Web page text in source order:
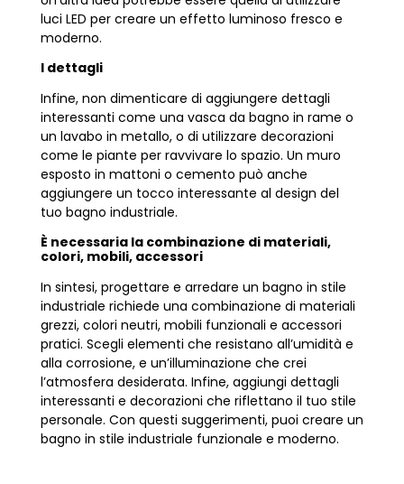
luci LED per creare un effetto luminoso fresco e
moderno.
I dettagli
Infine, non dimenticare di aggiungere dettagli
interessanti come una vasca da bagno in rame o
un lavabo in metallo, o di utilizzare decorazioni
come le piante per ravvivare lo spazio. Un muro
esposto in mattoni o cemento può anche
aggiungere un tocco interessante al design del
tuo bagno industriale.
È necessaria la combinazione di materiali,
colori, mobili, accessori
In sintesi, progettare e arredare un bagno in stile
industriale richiede una combinazione di materiali
grezzi, colori neutri, mobili funzionali e accessori
pratici. Scegli elementi che resistano all’umidità e
alla corrosione, e un’illuminazione che crei
l’atmosfera desiderata. Infine, aggiungi dettagli
interessanti e decorazioni che riflettano il tuo stile
personale. Con questi suggerimenti, puoi creare un
bagno in stile industriale funzionale e moderno.